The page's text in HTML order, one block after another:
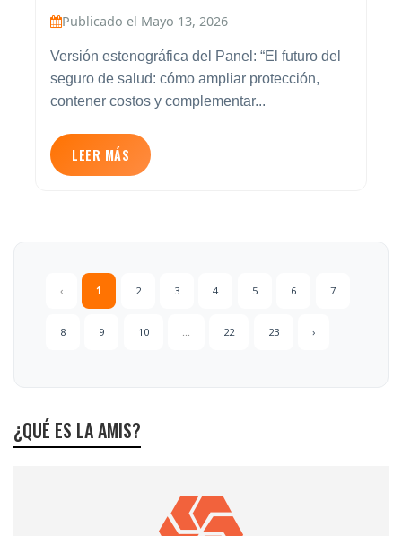
Publicado el Mayo 13, 2026
Versión estenográfica del Panel: “El futuro del
seguro de salud: cómo ampliar protección,
contener costos y complementar...
LEER MÁS
‹ 1 2 3 4 5 6 7
8 9 10 22 23 ›
¿QUÉ ES LA AMIS?